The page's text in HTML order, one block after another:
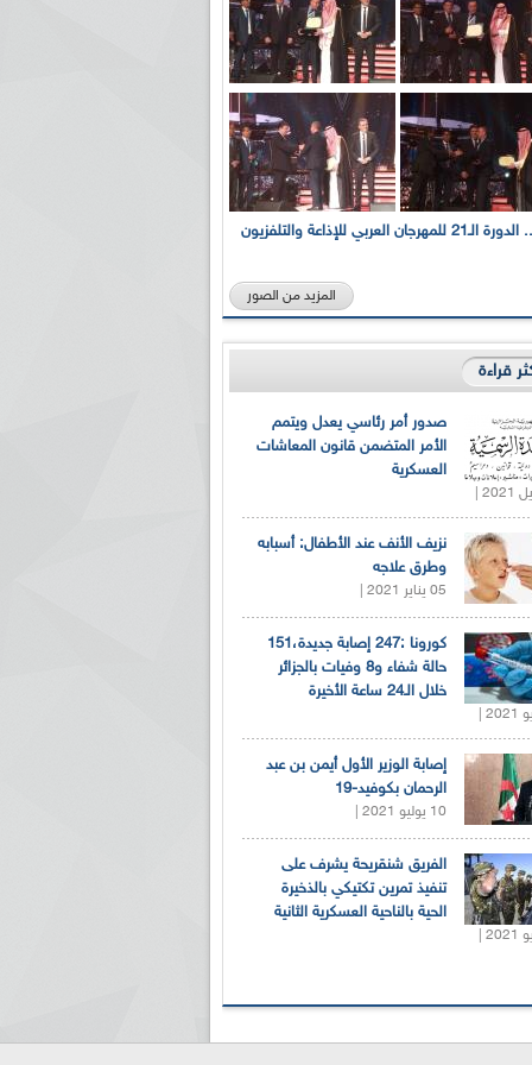
بالصور... الدورة الـ21 للمهرجان العربي للإذاعة والتلفزيون
المزيد من الصور
قراءة
صدور أمر رئاسي يعدل ويتمم
الأمر المتضمن قانون المعاشات
العسكرية
نزيف الأنف عند الأطفال: أسبابه
وطرق علاجه
05 يناير 2021 |
كورونا :247 إصابة جديدة،151
حالة شفاء و8 وفيات بالجزائر
خلال الـ24 ساعة الأخيرة
إصابة الوزير الأول أيمن بن عبد
الرحمان بكوفيد-19
10 يوليو 2021 |
الفريق شنقريحة يشرف على
تنفيذ تمرين تكتيكي بالذخيرة
الحية بالناحية العسكرية الثانية